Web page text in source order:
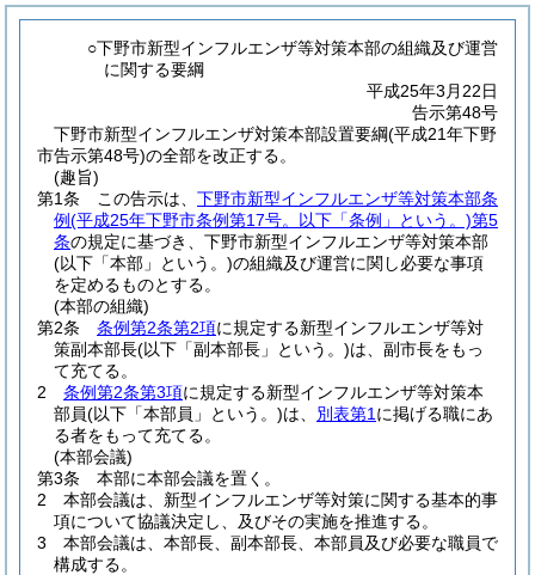
○下野市新型インフルエンザ等対策本部の組織及び運営
に関する要綱
平成25年3月22日
告示第48号
下野市新型インフルエンザ対策本部設置要綱(平成21年下野
市告示第48号)の全部を改正する。
(趣旨)
第1条
この告示は、 下野市新型インフルエンザ等対策本部条
例(平成25年下野市条例第17号。以下「条例」という。)第5
条の規定に基づき、下野市新型インフルエンザ等対策本部
(以下「本部」という。)の組織及び運営に関し必要な事項
を定めるものとする。
(本部の組織)
第2条
条例第2条第2項に規定する新型インフルエンザ等対
策副本部長(以下「副本部長」という。)は、副市長をもっ
て充てる。
2
条例第2条第3項に規定する新型インフルエンザ等対策本
部員(以下「本部員」という。)は、 別表第1 に掲げる職にあ
る者をもって充てる。
(本部会議)
第3条
本部に本部会議を置く。
2
本部会議は、新型インフルエンザ等対策に関する基本的事
項について協議決定し、及びその実施を推進する。
3
本部会議は、本部長、副本部長、本部員及び必要な職員で
構成する。